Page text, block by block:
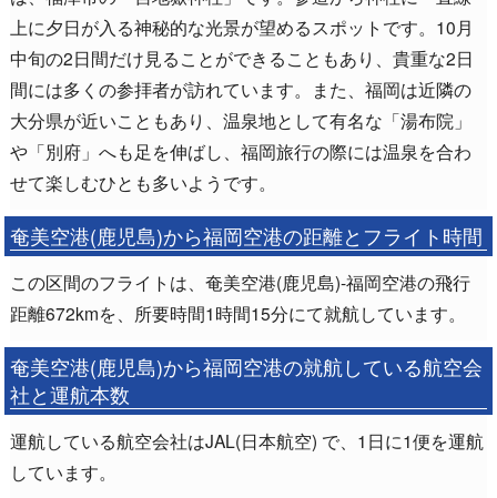
上に夕日が入る神秘的な光景が望めるスポットです。10月
中旬の2日間だけ見ることができることもあり、貴重な2日
間には多くの参拝者が訪れています。また、福岡は近隣の
大分県が近いこともあり、温泉地として有名な「湯布院」
や「別府」へも足を伸ばし、福岡旅行の際には温泉を合わ
せて楽しむひとも多いようです。
奄美空港(鹿児島)から福岡空港の距離とフライト時間
この区間のフライトは、奄美空港(鹿児島)-福岡空港の飛行
距離672kmを、所要時間1時間15分にて就航しています。
奄美空港(鹿児島)から福岡空港の就航している航空会
社と運航本数
運航している航空会社はJAL(日本航空) で、1日に1便を運航
しています。